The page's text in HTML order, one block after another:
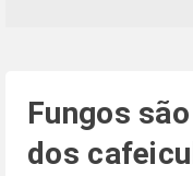
Fungos
dos